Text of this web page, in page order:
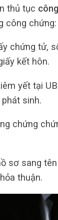
thủ tục
công chứng:
chứng tử,
kết hôn.
yết tại
sinh.
chứng
sơ sang
thuận.